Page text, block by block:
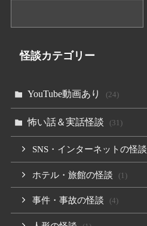
怪談カテゴリー
YouTube動画あり (24)
怖い話＆実話怪談 (31)
SNS・インターネットの怪談
ホテル・旅館の怪談 (1)
事件・事故の怪談 (4)